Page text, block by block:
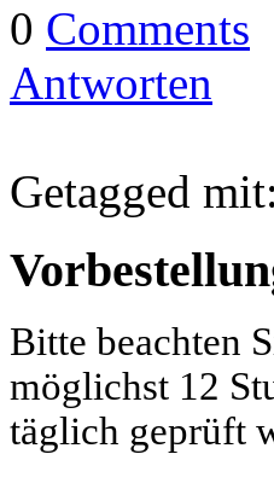
0 Comments
Antworten
Getagged mit:
Bitte beachten
möglichst 12
täglich geprüft